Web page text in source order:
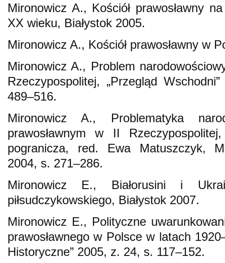
Mironowicz A., Kościół prawosławny
XX wieku, Białystok 2005.
Mironowicz A., Kościół prawosławny w
Mironowicz A., Problem
Rzeczypospolitej, „Przegląd
489–516.
Mironowicz A., Problematyka
prawosławnym w II
pogranicza, red. Ewa Matuszczyk,
2004, s. 271–286.
Mironowicz E., Białorusini i
piłsudczykowskiego, Białystok 2007.
Mironowicz E., Polityczne
prawosławnego w Polsce w latach
Historyczne” 2005, z. 24, s. 117–152.